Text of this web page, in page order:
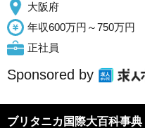
大阪府
年収600万円～750万円
正社員
Sponsored by
ブリタニカ国際大百科事